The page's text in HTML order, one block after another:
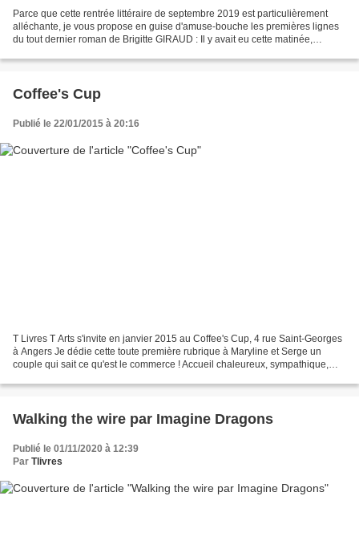
Parce que cette rentrée littéraire de septembre 2019 est particulièrement
alléchante, je vous propose en guise d'amuse-bouche les premières lignes
du tout dernier roman de Brigitte GIRAUD : Il y avait eu cette matinée,
Coffee's Cup
Publié le 22/01/2015 à 20:16
T Livres T Arts s'invite en janvier 2015 au Coffee's Cup, 4 rue Saint-Georges
à Angers Je dédie cette toute première rubrique à Maryline et Serge un
couple qui sait ce qu'est le commerce ! Accueil chaleureux, sympathique,
Walking the wire par Imagine Dragons
Publié le 01/11/2020 à 12:39
Par Tlivres